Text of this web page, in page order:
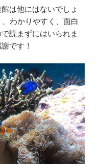
は他にはないでしょ
わかりやすく、面白
読まずにはいられま
です！